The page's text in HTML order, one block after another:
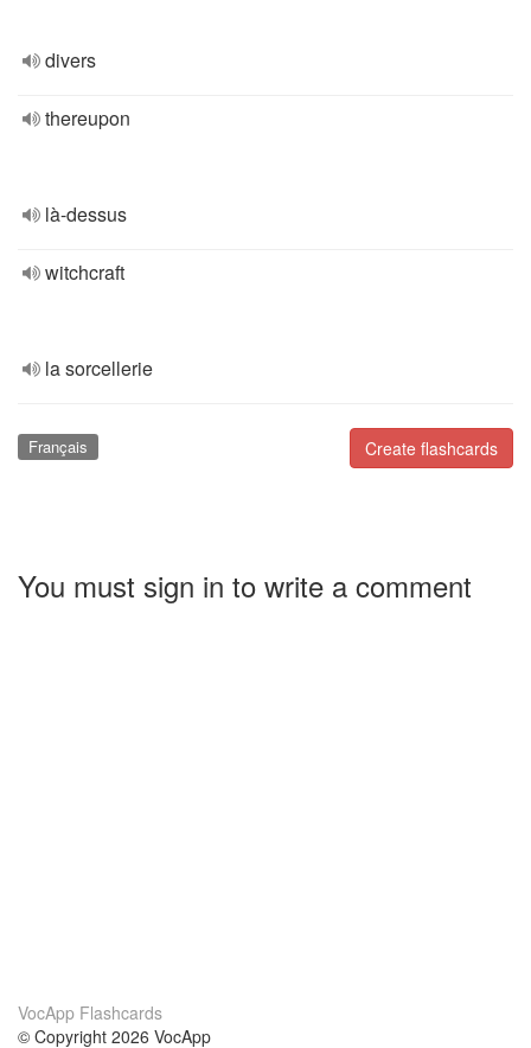
divers
thereupon
là-dessus
witchcraft
la sorcellerie
Create flashcards
Français
You must sign in to write a comment
VocApp Flashcards
© Copyright 2026 VocApp